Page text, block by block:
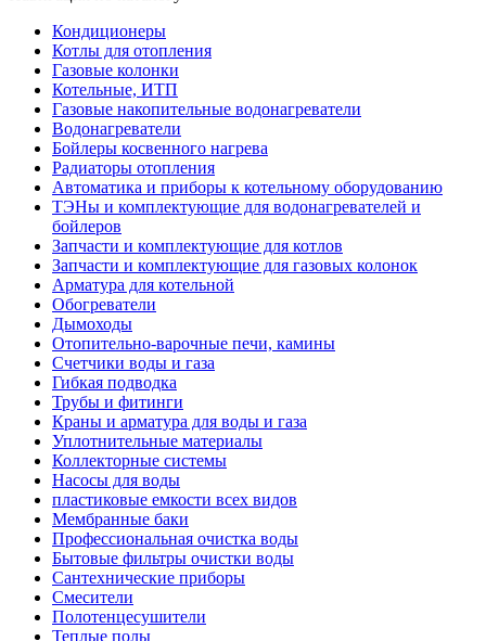
Кондиционеры
Котлы для отопления
Газовые колонки
Котельные, ИТП
Газовые накопительные водонагреватели
Водонагреватели
Бойлеры косвенного нагрева
Радиаторы отопления
Автоматика и приборы к котельному оборудованию
ТЭНы и комплектующие для водонагревателей и
бойлеров
Запчасти и комплектующие для котлов
Запчасти и комплектующие для газовых колонок
Арматура для котельной
Обогреватели
Дымоходы
Отопительно-варочные печи, камины
Счетчики воды и газа
Гибкая подводка
Трубы и фитинги
Краны и арматура для воды и газа
Уплотнительные материалы
Коллекторные системы
Насосы для воды
пластиковые емкости всех видов
Мембранные баки
Профессиональная очистка воды
Бытовые фильтры очистки воды
Сантехнические приборы
Смесители
Полотенцесушители
Теплые полы